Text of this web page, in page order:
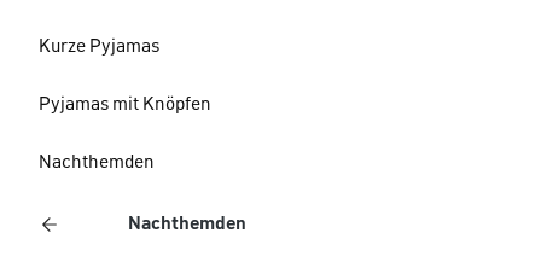
Kurze Pyjamas
Pyjamas mit Knöpfen
Nachthemden
Nachthemden